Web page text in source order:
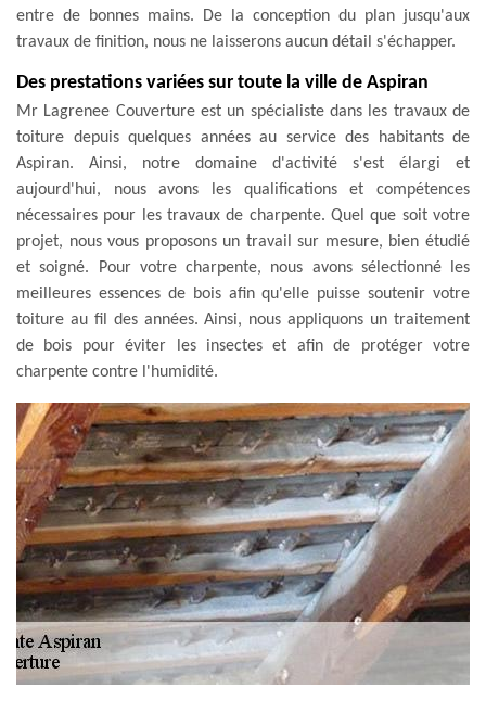
entre de bonnes mains. De la conception du plan jusqu'aux
travaux de finition, nous ne laisserons aucun détail s'échapper.
Des prestations variées sur toute la ville de Aspiran
Mr Lagrenee Couverture est un spécialiste dans les travaux de
toiture depuis quelques années au service des habitants de
Aspiran. Ainsi, notre domaine d'activité s'est élargi et
aujourd'hui, nous avons les qualifications et compétences
nécessaires pour les travaux de charpente. Quel que soit votre
projet, nous vous proposons un travail sur mesure, bien étudié
et soigné. Pour votre charpente, nous avons sélectionné les
meilleures essences de bois afin qu'elle puisse soutenir votre
toiture au fil des années. Ainsi, nous appliquons un traitement
de bois pour éviter les insectes et afin de protéger votre
charpente contre l'humidité.